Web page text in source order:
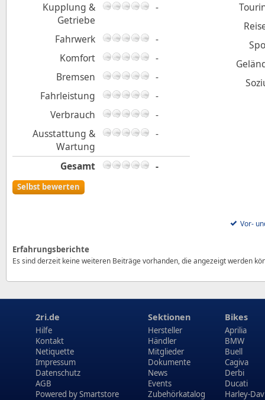
Kupplung &
Getriebe
-
Fahrwerk
-
Komfort
-
Bremsen
-
Fahrleistung
-
Verbrauch
-
Ausstattung &
Wartung
-
Gesamt -
Selbst bewerten
Vor-
Erfahrungsberichte
Es sind derzeit keine weiteren Beiträge vorhanden, die angezeigt werden
2ri.de
Hilfe
Kontakt
Netiquette
Impressum
Datenschutz
AGB
Powered bySmartstore
Sektionen
Hersteller
Händler
Mitglieder
Dokumente
News
Events
Zubehörkatalog
Bikes
Aprilia
BMW
Buell
Cagiva
Derbi
Ducati
Harley-